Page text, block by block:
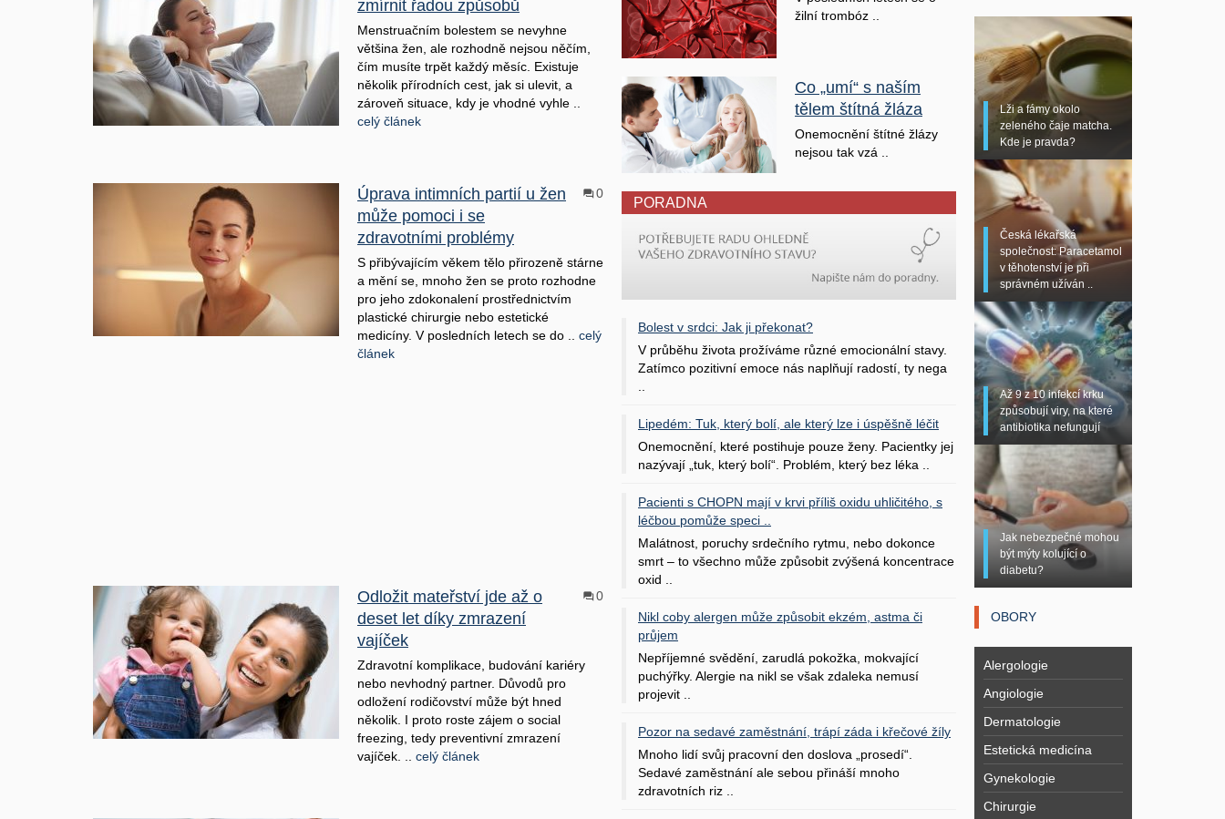
zmírnit řadou způsobů
Menstruačním bolestem se nevyhne
většina žen, ale rozhodně nejsou něčím,
čím musíte trpět každý měsíc. Existuje
několik přírodních cest, jak si ulevit, a
zároveň situace, kdy je vhodné vyhle ..
celý článek
Úprava intimních partií u žen
může pomoci i se
zdravotními problémy
0
S přibývajícím věkem tělo přirozeně stárne
a mění se, mnoho žen se proto rozhodne
pro jeho zdokonalení prostřednictvím
plastické chirurgie nebo estetické
medicíny. V posledních letech se do .. celý
článek
Odložit mateřství jde až o
deset let díky zmrazení
vajíček
0
Zdravotní komplikace, budování kariéry
nebo nevhodný partner. Důvodů pro
odložení rodičovství může být hned
několik. I proto roste zájem o social
freezing, tedy preventivní zmrazení
vajíček. .. celý článek
žilní trombóz ..
Co „umí“ s naším
tělem štítná žláza
Onemocnění štítné žlázy
nejsou tak vzá ..
PORADNA
Bolest v srdci: Jak ji překonat?
V průběhu života prožíváme různé emocionální stavy.
Zatímco pozitivní emoce nás naplňují radostí, ty nega
..
Lipedém: Tuk, který bolí, ale který lze i úspěšně léčit
Onemocnění, které postihuje pouze ženy. Pacientky jej
nazývají „tuk, který bolí“. Problém, který bez léka ..
Pacienti s CHOPN mají v krvi příliš oxidu uhličitého, s
léčbou pomůže speci ..
Malátnost, poruchy srdečního rytmu, nebo dokonce
smrt – to všechno může způsobit zvýšená koncentrace
oxid ..
Nikl coby alergen může způsobit ekzém, astma či
průjem
Nepříjemné svědění, zarudlá pokožka, mokvající
puchýřky. Alergie na nikl se však zdaleka nemusí
projevit ..
Pozor na sedavé zaměstnání, trápí záda i křečové žíly
Mnoho lidí svůj pracovní den doslova „prosedí“.
Sedavé zaměstnání ale sebou přináší mnoho
zdravotních riz ..
Lži a fámy okolo
zeleného čaje matcha.
Kde je pravda?
Česká lékařská
společnost: Paracetamol
v těhotenství je při
správném užíván ..
Až 9 z 10 infekcí krku
způsobují viry, na které
antibiotika nefungují
Jak nebezpečné mohou
být mýty kolující o
diabetu?
OBORY
Alergologie
Angiologie
Dermatologie
Estetická medicína
Gynekologie
Chirurgie